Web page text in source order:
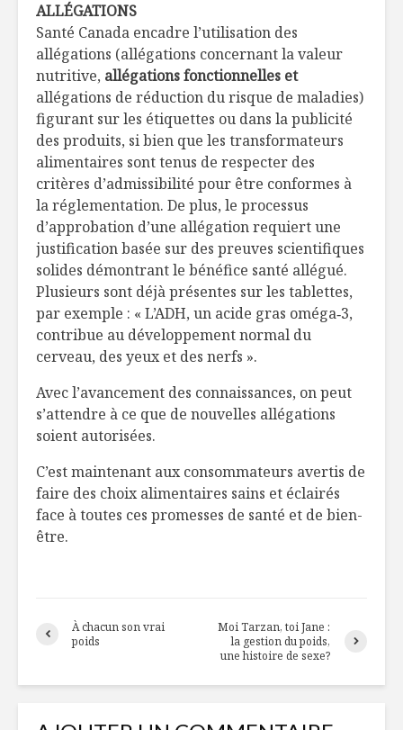
ALLÉGATIONS
Santé Canada encadre l’utilisation des
allégations (allégations concernant la valeur
nutritive, allégations fonctionnelles et
allégations de réduction du risque de maladies)
figurant sur les étiquettes ou dans la publicité
des produits, si bien que les transformateurs
alimentaires sont tenus de respecter des
critères d’admissibilité pour être conformes à
la réglementation. De plus, le processus
d’approbation d’une allégation requiert une
justification basée sur des preuves scientifiques
solides démontrant le bénéfice santé allégué.
Plusieurs sont déjà présentes sur les tablettes,
par exemple : « L’ADH, un acide gras oméga‑3,
contribue au développement normal du
cerveau, des yeux et des nerfs ».
Avec l’avancement des connaissances, on peut
s’attendre à ce que de nouvelles allégations
soient autorisées.
C’est maintenant aux consommateurs avertis de
faire des choix alimentaires sains et éclairés
face à toutes ces promesses de santé et de bien-
être.
À chacun son vrai
poids
Moi Tarzan, toi Jane :
la gestion du poids,
une histoire de sexe?